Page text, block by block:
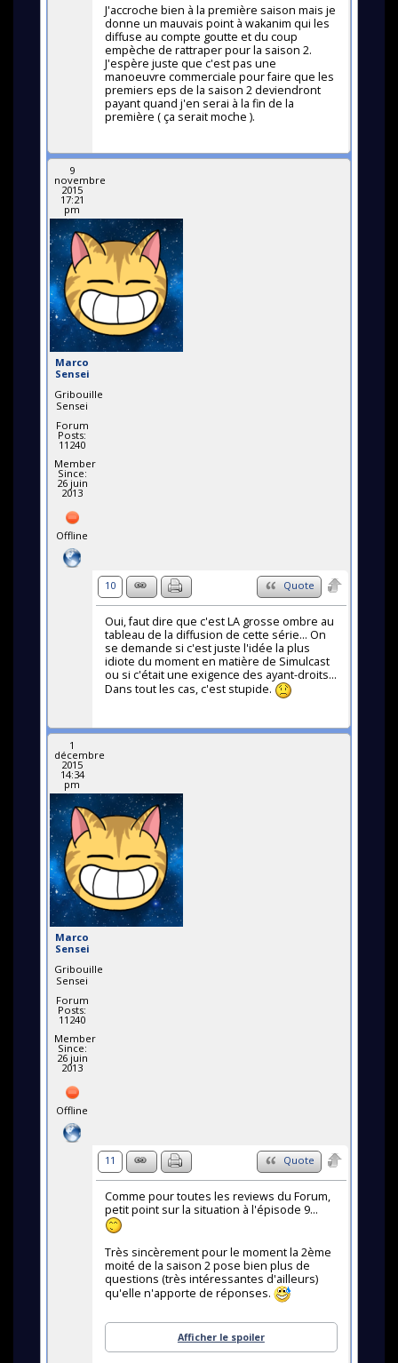
J'accroche bien à la première saison mais je
donne un mauvais point à wakanim qui les
diffuse au compte goutte et du coup
empèche de rattraper pour la saison 2.
J'espère juste que c'est pas une
manoeuvre commerciale pour faire que les
premiers eps de la saison 2 deviendront
payant quand j'en serai à la fin de la
première ( ça serait moche ).
9
novembre
2015
17:21
pm
Marco
Sensei
Gribouille
Sensei
Forum
Posts:
11240
Member
Since:
26 juin
2013
Offline
10 Quote
Oui, faut dire que c'est LA grosse ombre au
tableau de la diffusion de cette série... On
se demande si c'est juste l'idée la plus
idiote du moment en matière de Simulcast
ou si c'était une exigence des ayant-droits...
Dans tout les cas, c'est stupide.
1
décembre
2015
14:34
pm
Marco
Sensei
Gribouille
Sensei
Forum
Posts:
11240
Member
Since:
26 juin
2013
Offline
11 Quote
Comme pour toutes les reviews du Forum,
petit point sur la situation à l'épisode 9...
Très sincèrement pour le moment la 2ème
moité de la saison 2 pose bien plus de
questions (très intéressantes d'ailleurs)
qu'elle n'apporte de réponses.
Afficher le spoiler